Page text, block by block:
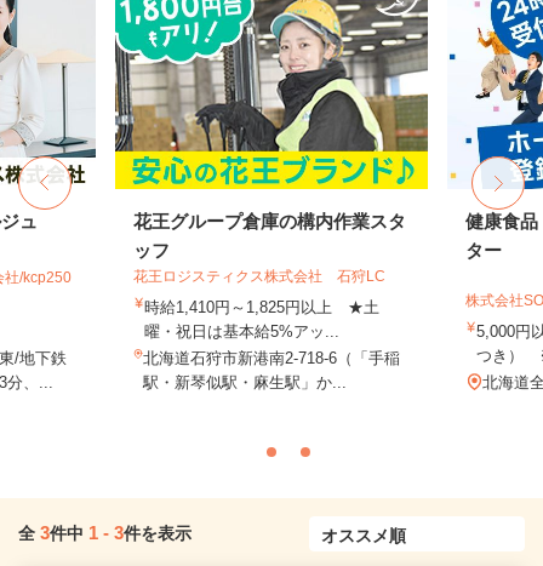
ュ
社/kcp250
/地下鉄
、...
花王グループ倉庫の構内作業スタ
ッフ
花王ロジスティクス株式会社 石狩LC
時給1,410円～1,825円以上 ★土
曜・祝日は基本給5%アッ...
北海道石狩市新港南2-718-6（「手稲
駅・新琴似駅・麻生駅」か...
健康食品
ター
株式会社
5,000円
つき）
北海道
全 3件中 1 - 3件を表示